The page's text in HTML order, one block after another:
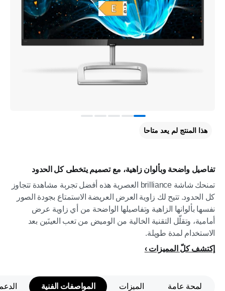
تفاصيل واضحة وبألوان زاهية، مع تصميم يتخطى كل الحدود
تمنحك شاشة brilliance العصرية هذه أفضل تجربة مشاهدة تتجاوز
كل الحدود. تتيح لك زاوية العرض العريضة الاستمتاع بجودة الصور
نفسها بألوانها الزاهية وتفاصيلها الواضحة من أي زاوية عرض
أمامية، وتقلّل التقنية الخالية من الوميض من تعب العينَين بعد
الاستخدام لمدة طويلة.
إكتشف كلّ المميزات
هذا المنتج لم يعد متاحا
لمحة عامة الميزات المواصفات الفنية